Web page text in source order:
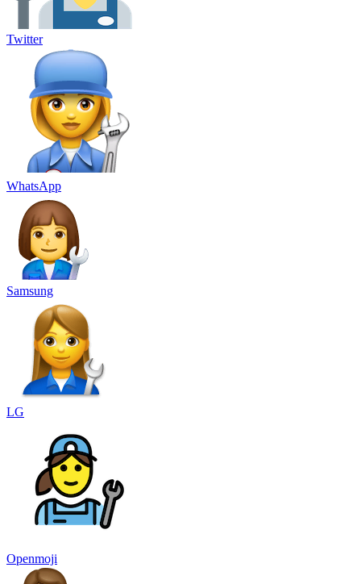
Twitter
WhatsApp
Samsung
LG
Openmoji